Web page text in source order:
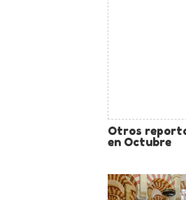
Otros
en Octubre